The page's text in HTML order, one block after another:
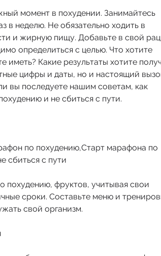
момент в похудении. Занимайтесь
в неделю. Не обязательно ходить в
и жирную пищу. Добавьте в свой
определиться с целью. Что хотите
иметь? Какие результаты хотите
цифры и даты, но и настоящий
вы последуете нашим советам, как
и не сбиться с пути.
по похудению,Старт марафона по
сбиться с пути
похудению, фруктов, учитывая свои
сроки. Составьте меню и
свой организм.